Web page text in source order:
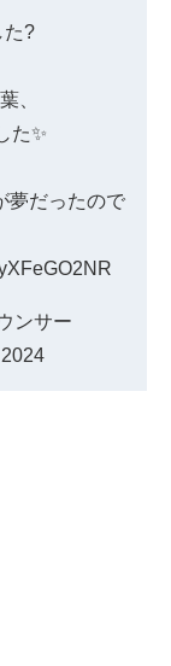
た?
、
た✨
夢だったので
ンサー